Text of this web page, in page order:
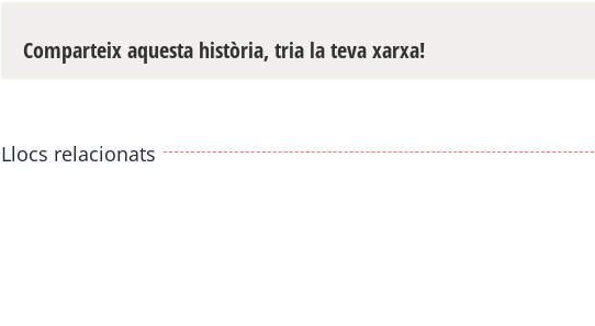
Comparteix aquesta història, tria la teva xarxa!
Llocs relacionats